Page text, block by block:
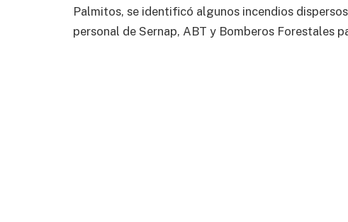
Palmitos, se identificó algunos incendios
personal de Sernap, ABT y Bomberos Forestales